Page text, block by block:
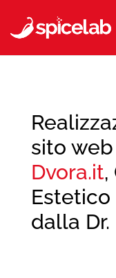
sito
Dvora.it,
dalla